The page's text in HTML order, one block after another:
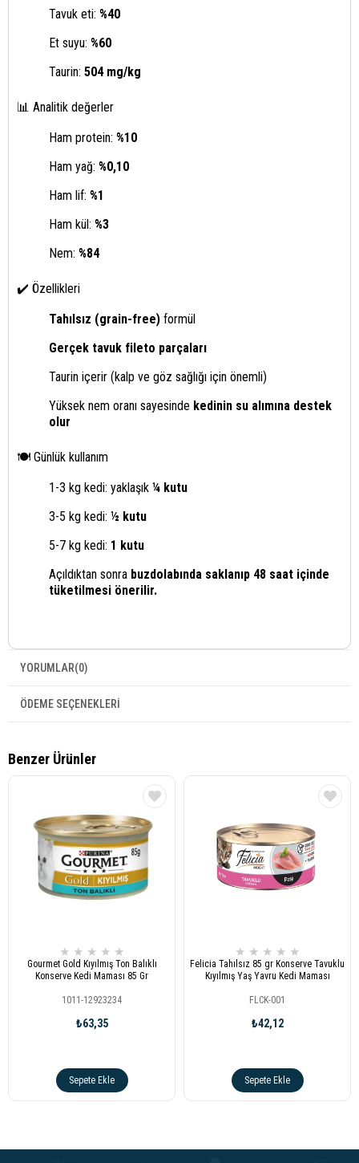
Tavuk eti: %40
Et suyu: %60
Taurin: 504 mg/kg
📊 Analitik değerler
Ham protein: %10
Ham yağ: %0,10
Ham lif: %1
Ham kül: %3
Nem: %84
✔️ Özellikleri
Tahılsız (grain-free) formül
Gerçek tavuk fileto parçaları
Taurin içerir (kalp ve göz sağlığı için önemli)
Yüksek nem oranı sayesinde kedinin su alımına destek
olur
🍽️ Günlük kullanım
1-3 kg kedi: yaklaşık ¼ kutu
3-5 kg kedi: ½ kutu
5-7 kg kedi: 1 kutu
Açıldıktan sonra buzdolabında saklanıp 48 saat içinde
tüketilmesi önerilir.
YORUMLAR(0)
ÖDEME SEÇENEKLERI
Benzer Ürünler
★ ★ ★ ★ ★
Gourmet Gold Kıyılmış Ton Balıklı
Konserve Kedi Maması 85 Gr
1011-12923234
₺63,35
Sepete Ekle
★ ★ ★ ★ ★
Felicia Tahılsız 85 gr Konserve Tavuklu
Kıyılmış Yaş Yavru Kedi Maması
FLCK-001
₺42,12
Sepete Ekle